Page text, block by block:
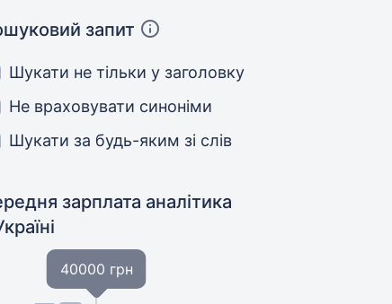
запит
Шукати не тільки у заголовку
Не враховувати синоніми
Шукати за будь-яким зі слів
зарплата аналітика
40000 грн